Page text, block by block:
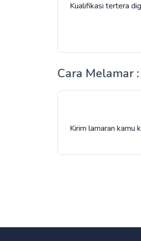
Kualifikasi tertera
Cara Melamar :
Kirim lamaran kamu